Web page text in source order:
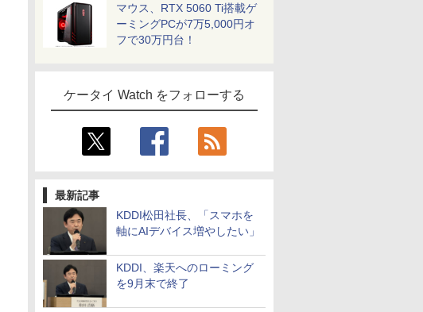
マウス、RTX 5060 Ti搭載ゲ
ーミングPCが7万5,000円オ
フで30万円台！
ケータイ Watch をフォローする
最新記事
KDDI松田社長、「スマホを
軸にAIデバイス増やしたい」
KDDI、楽天へのローミング
を9月末で終了